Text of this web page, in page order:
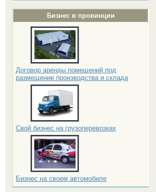
Бизнес в провинции
Договор аренды помещений под
размещение производства и склада
Свой бизнес на грузоперевозках
Бизнес на своем автомобиле